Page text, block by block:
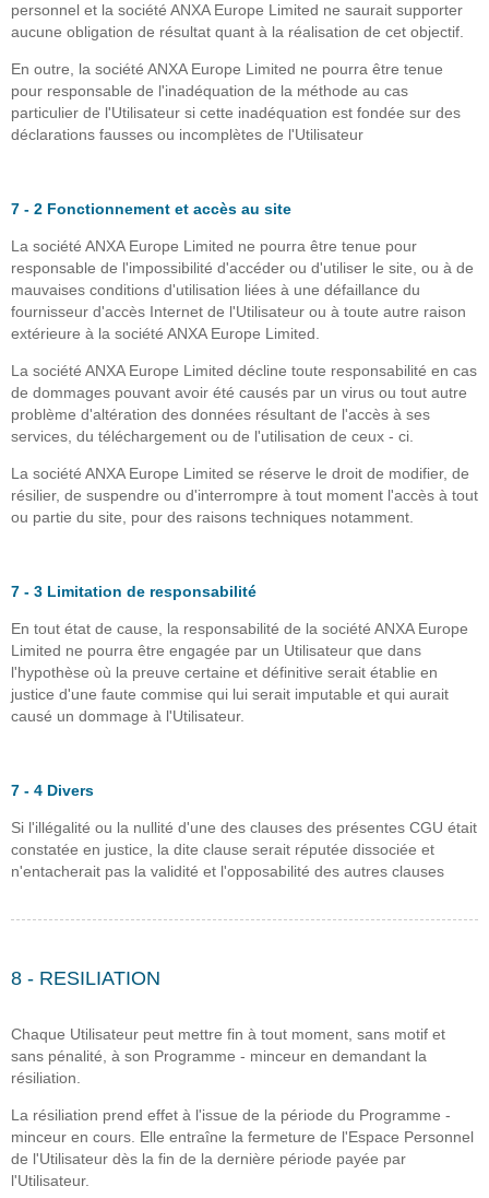
personnel et la société ANXA Europe Limited ne saurait supporter
aucune obligation de résultat quant à la réalisation de cet objectif.
En outre, la société ANXA Europe Limited ne pourra être tenue
pour responsable de l'inadéquation de la méthode au cas
particulier de l'Utilisateur si cette inadéquation est fondée sur des
déclarations fausses ou incomplètes de l'Utilisateur
7 - 2 Fonctionnement et accès au site
La société ANXA Europe Limited ne pourra être tenue pour
responsable de l'impossibilité d'accéder ou d'utiliser le site, ou à de
mauvaises conditions d'utilisation liées à une défaillance du
fournisseur d'accès Internet de l'Utilisateur ou à toute autre raison
extérieure à la société ANXA Europe Limited.
La société ANXA Europe Limited décline toute responsabilité en cas
de dommages pouvant avoir été causés par un virus ou tout autre
problème d'altération des données résultant de l'accès à ses
services, du téléchargement ou de l'utilisation de ceux - ci.
La société ANXA Europe Limited se réserve le droit de modifier, de
résilier, de suspendre ou d'interrompre à tout moment l'accès à tout
ou partie du site, pour des raisons techniques notamment.
7 - 3 Limitation de responsabilité
En tout état de cause, la responsabilité de la société ANXA Europe
Limited ne pourra être engagée par un Utilisateur que dans
l'hypothèse où la preuve certaine et définitive serait établie en
justice d'une faute commise qui lui serait imputable et qui aurait
causé un dommage à l'Utilisateur.
7 - 4 Divers
Si l'illégalité ou la nullité d'une des clauses des présentes CGU était
constatée en justice, la dite clause serait réputée dissociée et
n'entacherait pas la validité et l'opposabilité des autres clauses
8 - RESILIATION
Chaque Utilisateur peut mettre fin à tout moment, sans motif et
sans pénalité, à son Programme - minceur en demandant la
résiliation.
La résiliation prend effet à l'issue de la période du Programme -
minceur en cours. Elle entraîne la fermeture de l'Espace Personnel
de l'Utilisateur dès la fin de la dernière période payée par
l'Utilisateur.